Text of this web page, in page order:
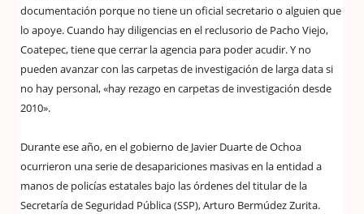
documentación porque no tiene un oficial secretario o alguien que
lo apoye. Cuando hay diligencias en el reclusorio de Pacho Viejo,
Coatepec, tiene que cerrar la agencia para poder acudir. Y no
pueden avanzar con las carpetas de investigación de larga data si
no hay personal, «hay rezago en carpetas de investigación desde
2010».
Durante ese año, en el gobierno de Javier Duarte de Ochoa
ocurrieron una serie de desapariciones masivas en la entidad a
manos de policías estatales bajo las órdenes del titular de la
Secretaría de Seguridad Pública (SSP), Arturo Bermúdez Zurita.